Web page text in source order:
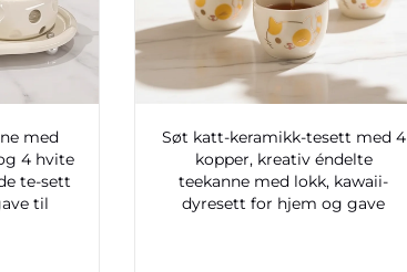
med
4 hvite
te-sett
til
Søt katt-keramikk-tesett med 4
kopper, kreativ éndelte
teekanne med lokk, kawaii-
dyresett for hjem og gave